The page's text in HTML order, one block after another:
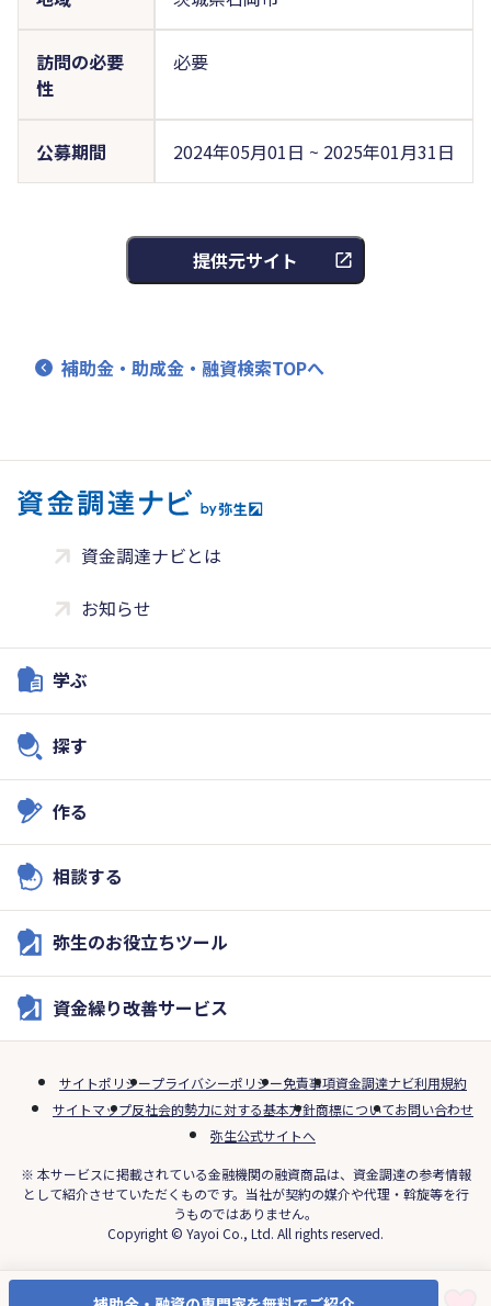
訪問の必要
性
必要
公募期間 2024年05月01日 ~ 2025年01月31日
提供元サイト
補助金・助成金・融資検索TOPへ
資金調達ナビとは
お知らせ
学ぶ
探す
作る
相談する
弥生のお役立ちツール
資金繰り改善サービス
サイトポリシープライバシーポリシー免責事項資金調達ナビ利用規約
サイトマップ反社会的勢力に対する基本方針商標についてお問い合わせ
弥生公式サイトへ
※ 本サービスに掲載されている金融機関の融資商品は、資金調達の参考情報
として紹介させていただくものです。当社が契約の媒介や代理・斡旋等を行
うものではありません。
Copyright © Yayoi Co., Ltd. All rights reserved.